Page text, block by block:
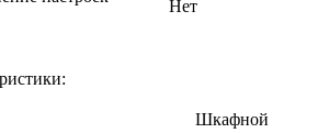
Нет
Шкафной